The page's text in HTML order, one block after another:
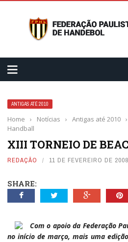
ANTIGAS ATÉ 2010
Home › Notícias › Antigas até 2010 ›
Handball
XIII TORNEIO DE
REDAÇÃO 11 DE FEVEREIRO DE 2008
SHARE:
Com o apoio da Federação
no início de março, mais uma